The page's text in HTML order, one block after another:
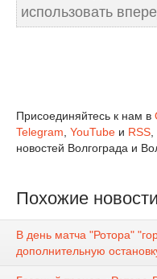
использовать
Присоединяйтесь к нам в
Telegram YouTube и RSS
новостей Волгограда и
Похожие новости
В день матча "Ротора"
дополнительную